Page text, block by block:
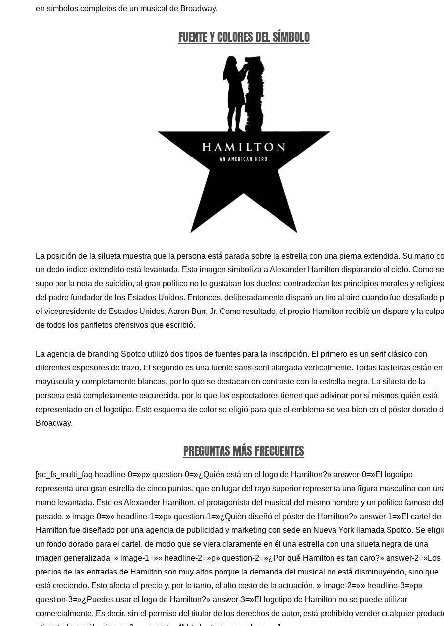
en símbolos completos de un musical de Broadway.
FUENTE Y COLORES DEL SÍMBOLO
La posición de la silueta muestra que la persona está parada sobre la estrella con una pierna extendida. Su mano
un dedo índice extendido está levantada. Esta imagen simboliza a Alexander Hamilton disparando al cielo. Como se
supo por la nota de suicidio, al gran político no le gustaban los duelos: contradecían los principios morales y
del padre fundador de los Estados Unidos. Entonces, deliberadamente disparó un tiro al aire cuando fue desafiado
el vicepresidente de Estados Unidos, Aaron Burr, Jr. Como resultado, el propio Hamilton recibió un disparo y la culpa
de todos los panfletos ofensivos que escribió.
La agencia de branding Spotco utilizó dos tipos de fuentes para la inscripción. El primero es un serif clásico con
diferentes espesores de trazo. El segundo es una fuente sans-serif alargada verticalmente. Todas las letras están en
mayúscula y completamente blancas, por lo que se destacan en contraste con la estrella negra. La silueta de la
persona está completamente oscurecida, por lo que los espectadores tienen que adivinar por sí mismos quién está
representado en el logotipo. Este esquema de color se eligió para que el emblema se vea bien en el póster dorado
Broadway.
PREGUNTAS MÁS FRECUENTES
[sc_fs_multi_faq headline-0=»p» question-0=»¿Quién está en el logo de Hamilton?» answer-0=»El logotipo
representa una gran estrella de cinco puntas, que en lugar del rayo superior representa una figura masculina con
mano levantada. Este es Alexander Hamilton, el protagonista del musical del mismo nombre y un político famoso del
pasado. » image-0=»» headline-1=»p» question-1=»¿Quién diseñó el póster de Hamilton?» answer-1=»El cartel de
Hamilton fue diseñado por una agencia de publicidad y marketing con sede en Nueva York llamada Spotco. Se
un fondo dorado para el cartel, de modo que se viera claramente en él una estrella con una silueta negra de una
imagen generalizada. » image-1=»» headline-2=»p» question-2=»¿Por qué Hamilton es tan caro?» answer-2=»Los
precios de las entradas de Hamilton son muy altos porque la demanda del musical no está disminuyendo, sino que
está creciendo. Esto afecta el precio y, por lo tanto, el alto costo de la actuación. » image-2=»» headline-3=»p»
question-3=»¿Puedes usar el logo de Hamilton?» answer-3=»El logotipo de Hamilton no se puede utilizar
comercialmente. Es decir, sin el permiso del titular de los derechos de autor, está prohibido vender cualquier